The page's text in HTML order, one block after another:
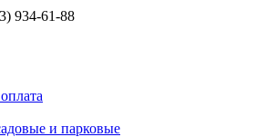
934-61-88
и парковые